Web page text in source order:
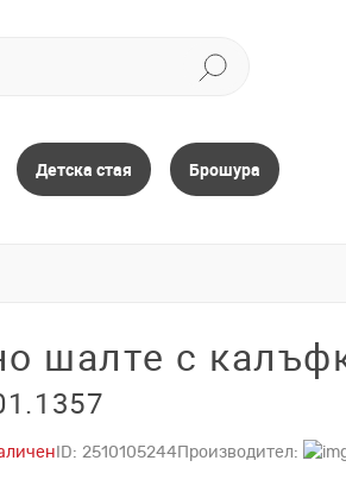
Детска стая Брошура
шалте с
ID: 2510105244 Производител: